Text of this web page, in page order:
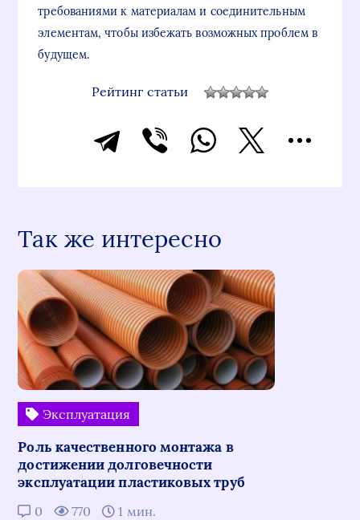
требованиями к материалам и соединительным
элементам, чтобы избежать возможных проблем в
будущем.
Рейтинг статьи
Так же интересно
Эксплуатация
Роль качественного монтажа в
достижении долговечности
эксплуатации пластиковых труб
0 770 1 мин.